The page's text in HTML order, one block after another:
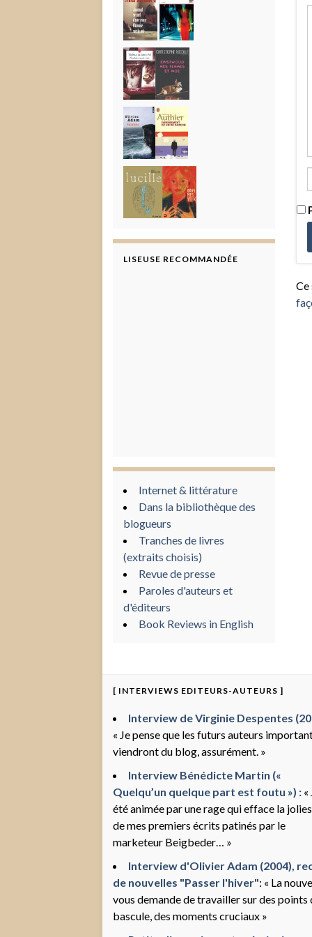
Ce
LISEUSE RECOMMANDÉE
Internet & littérature
Dans la bibliothèque des
blogueurs
Tranches de livres
(extraits choisis)
Revue de presse
Paroles d'auteurs et
d'éditeurs
Book Reviews in English
[ INTERVIEWS EDITEURS-AUTEURS ]
Interview de Virginie Despentes
« Je pense que les futurs auteurs
viendront du blog, assurément. »
Interview Bénédicte Martin («
Quelqu’un quelque part est foutu ») : «
été animée par une rage qui efface la
de mes premiers écrits patinés par le
marketeur Beigbeder… »
Interview d'Olivier Adam (2004),
de nouvelles "Passer l'hiver": « La
vous demande de travailler sur des points
bascule, des moments cruciaux »